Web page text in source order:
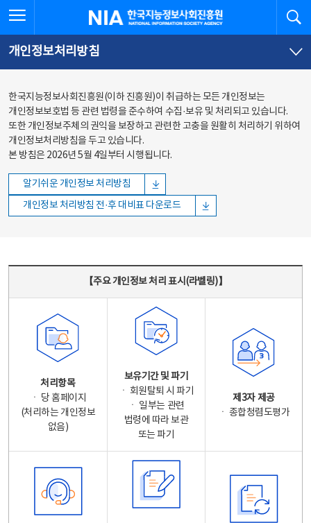
바로가기
바로가기
한국지능정보사회진흥원
개인정보처리방침
한국지능정보사회진흥원(이하 진흥원)이 취급하는 모든 개인정보는
개인정보보호법 등 관련 법령을 준수하여 수집·보유 및 처리되고 있습니다.
또한 개인정보주체의 권익을 보장하고 관련한 고충을 원활히 처리하기 위하여
개인정보처리방침을 두고 있습니다.
본 방침은 2026년 5월 4일부터 시행됩니다.
알기쉬운 개인정보 처리방침
개인정보 처리방침 전·후 대비표 다운로드
【주요 개인정보 처리 표시(라벨링)】
처리항목
ㆍ 당 홈페이지
(처리하는 개인정보
없음)
보유기간 및 파기
ㆍ 회원탈퇴 시 파기
ㆍ 일부는 관련
법령에 따라 보관
또는 파기
제3자 제공
ㆍ 종합청렴도평가